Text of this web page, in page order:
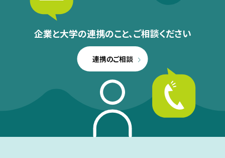
企業と大学の連携のこと、ご相談ください
連携のご相談